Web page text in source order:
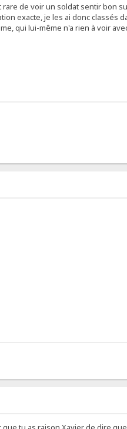
de voir un soldat sentir bon
exacte, je les ai donc classés
qui lui-même n'a rien à voir